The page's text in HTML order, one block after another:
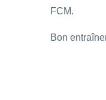
FCM.
Bon